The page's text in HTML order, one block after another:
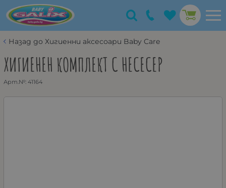
Назад до Хигиенни аксесоари Baby Care
ХИГИЕНЕН КОМПЛЕКТ С НЕСЕСЕР
Арт.№: 41164